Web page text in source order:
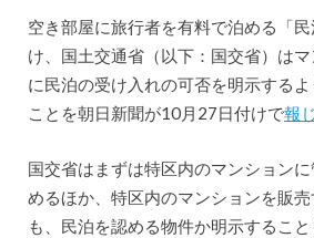
空き部屋に旅行者を有料で泊める「
け、国土交通省（以下：国交省）は
に民泊の受け入れの可否を明示する
ことを朝日新聞が10月27日付けで報
国交省はまずは特区内のマンション
めるほか、特区内のマンションを販
も、民泊を認める物件か明示するこ